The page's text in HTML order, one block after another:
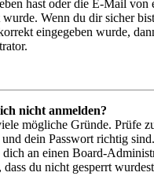
hast oder die E-Mail von
Wenn du dir sicher
eingegeben wurde,
nicht anmelden?
mögliche Gründe. Prüfe
dein Passwort richtig
an einen Board-
dass du nicht gesperrt